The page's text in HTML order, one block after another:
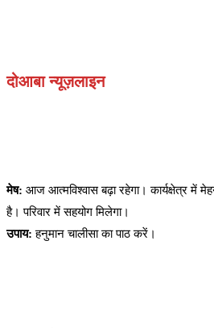
दोआबा न्यूज़लाइन
मेष: आज आत्मविश्वास बढ़ा रहेगा। कार्यक्षेत्र में
है। परिवार में सहयोग मिलेगा।
उपाय:हनुमान चालीसा का पाठ करें।